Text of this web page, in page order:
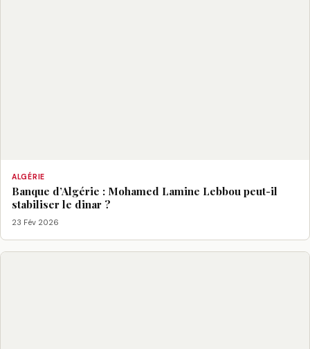
ALGÉRIE
Banque d’Algérie : Mohamed Lamine Lebbou peut-il
stabiliser le dinar ?
23 Fév 2026